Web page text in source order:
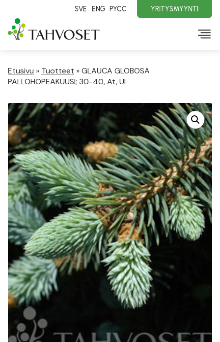
SVE ENG PYCC YRITYSMYYNTI
Etusivu » Tuotteet »GLAUCA GLOBOSA
PALLOHOPEAKUUSI; 30-40, At, Ul